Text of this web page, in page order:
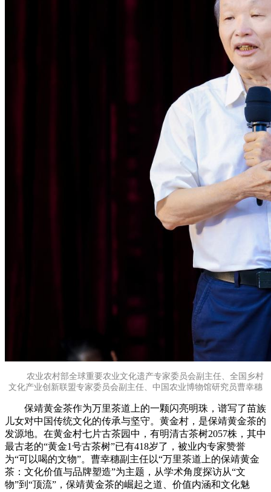
农业农村部全球重要农业文化遗产专家委员会副主任、全国乡村
文化产业创新联盟专家委员会副主任、中国农业博物馆研究员曹幸穗
保靖黄金茶作为万里茶道上的一颗闪亮明珠，谱写了苗族
儿女对中国传统文化的传承与坚守。黄金村，是保靖黄金茶的
发源地。在黄金村七片古茶园中，有明清古茶树2057株，其中
最古老的“黄金1号古茶树”已有418岁了，被业内专家赞誉
为“可以喝的文物”。曹幸穗副主任以“万里茶道上的保靖黄金
茶：文化价值与品牌塑造”为主题，从学术角度探访从“文
物”到“顶流”，保靖黄金茶的崛起之道、价值内涵和文化魅